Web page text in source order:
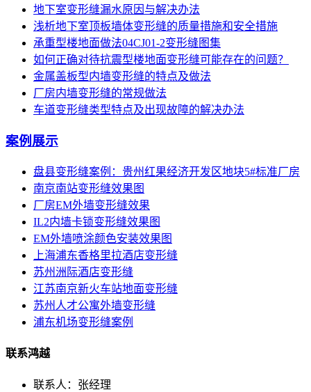
地下室变形缝漏水原因与解决办法
浅析地下室顶板墙体变形缝的质量措施和安全措施
承重型楼地面做法04CJ01-2变形缝图集
如何正确对待抗震型楼地面变形缝可能存在的问题？
金属盖板型内墙变形缝的特点及做法
厂房内墙变形缝的常规做法
车道变形缝类型特点及出现故障的解决办法
案例展示
盘县变形缝案例：贵州红果经济开发区地块5#标准厂房
南京南站变形缝效果图
厂房EM外墙变形缝效果
IL2内墙卡锁变形缝效果图
EM外墙喷涂颜色安装效果图
上海浦东香格里拉酒店变形缝
苏州洲际酒店变形缝
江苏南京新火车站地面变形缝
苏州人才公寓外墙变形缝
浦东机场变形缝案例
联系鸿越
联系人：张经理